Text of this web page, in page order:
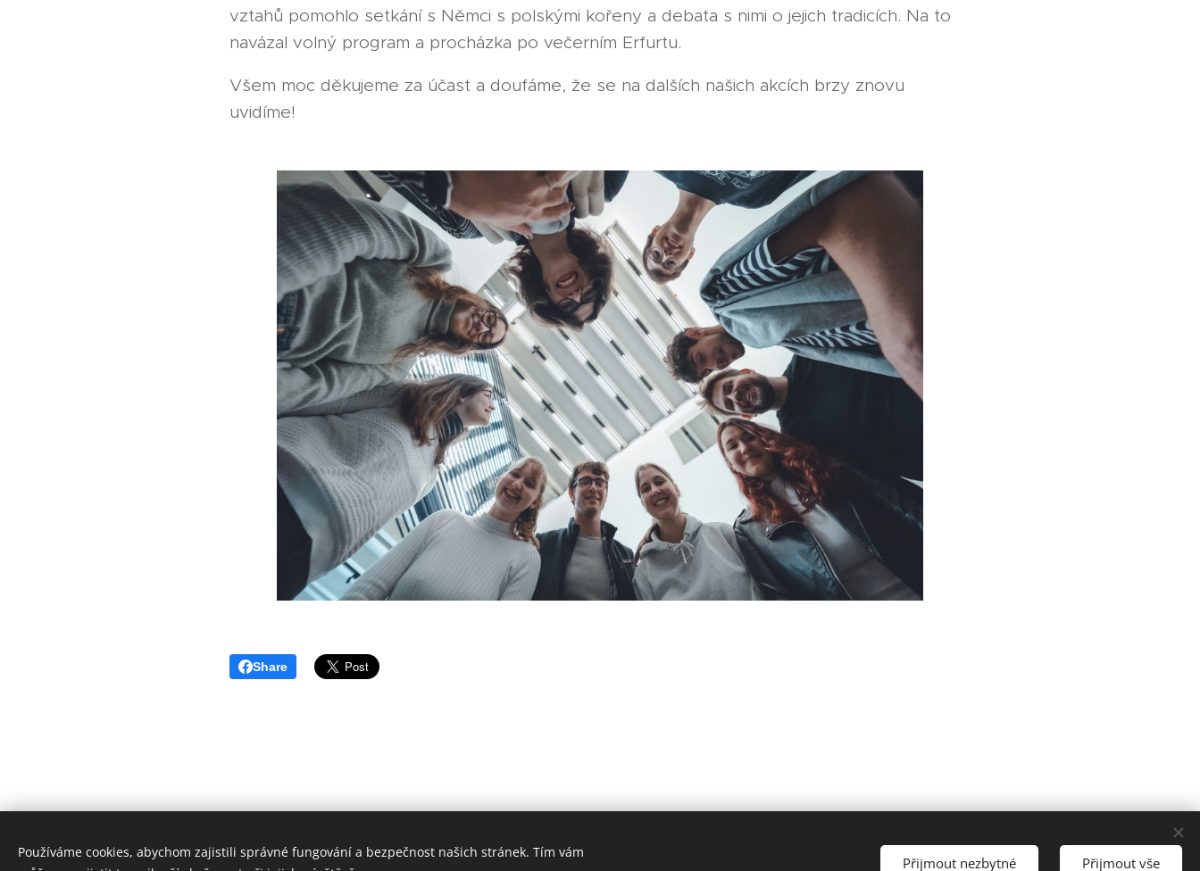
vztahů pomohlo setkání s Němci s polskými kořeny a debata s nimi o jejich tradicích. Na to
navázal volný program a procházka po večerním Erfurtu.
Všem moc děkujeme za účast a doufáme, že se na dalších našich akcích brzy znovu
uvidíme!
Share
www.ackermann-gemeinde.cz Cookies
Používáme cookies, abychom zajistili správné fungování a bezpečnost našich stránek. Tím vám
Přijmout nezbytné Přijmout vše